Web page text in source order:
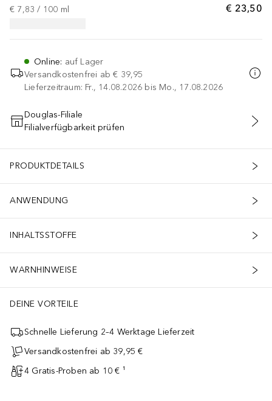
€ 23,50
€ 7,83 / 100 ml
Online: auf Lager
Versandkostenfrei ab € 39,95
Lieferzeitraum: Fr., 14.08.2026 bis Mo., 17.08.2026
IN DEN WARENKORB
Douglas-Filiale
Filialverfügbarkeit prüfen
PRODUKTDETAILS
ANWENDUNG
INHALTSSTOFFE
WARNHINWEISE
DEINE VORTEILE
Schnelle Lieferung 2–4 Werktage Lieferzeit
Versandkostenfrei ab 39,95 €
4 Gratis-Proben ab 10 € ¹